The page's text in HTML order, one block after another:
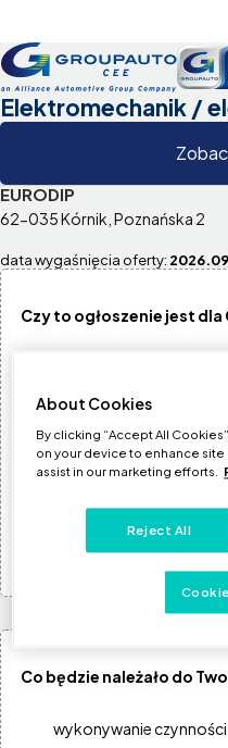
Elektromechanik /
EURODIP
62-035 Kórnik, Poznańska 2
data wygaśnięcia oferty:
Czy to ogłoszenie jest dla
samochodu
posiadasz umiejętność
diagnostycznych
dobrze odnajdujesz się
Co będzie należało do
wykonywanie
About Cookies
By clicking “Accept All
on your device to enhance
assist in our marketing efforts.
Reject All